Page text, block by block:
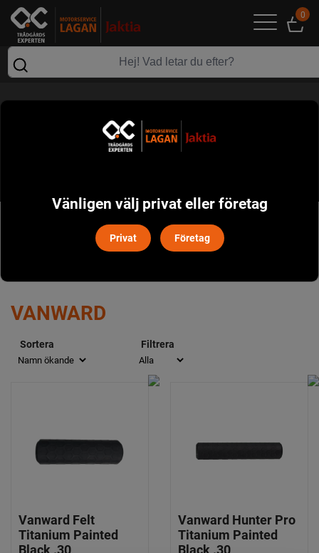
0
VANWARD
POPULÄRT I DENNA KATEGORI
VANWARD
Sortera Filtrera
Vanward Felt
Titanium Painted
Vanward Hunter Pro
Titanium Painted
Vänligen välj privat eller företag
Privat Företag